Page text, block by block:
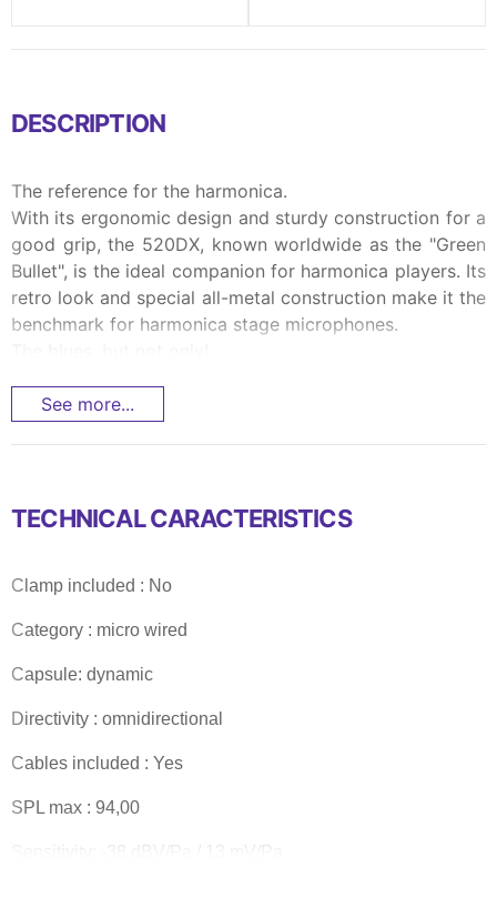
DESCRIPTION
The reference for the harmonica.
With its ergonomic design and sturdy construction for a
good grip, the 520DX, known worldwide as the "Green
Bullet", is the ideal companion for harmonica players. Its
retro look and special all-metal construction make it the
benchmark for harmonica stage microphones.
See more...
TECHNICAL CARACTERISTICS
Clamp included : No
Category : micro wired
Capsule: dynamic
Directivity : omnidirectional
Cables included : Yes
SPL max : 94,00
Sensitivity: -38 dBV/Pa / 13 mV/Pa